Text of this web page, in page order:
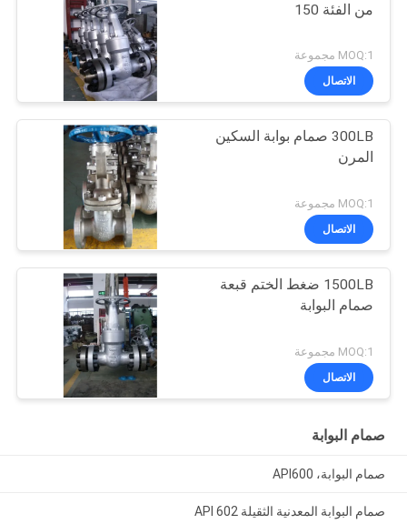
من الفئة 150
MOQ:1 مجموعة
الاتصال
300LB صمام بوابة السكين
المرن
MOQ:1 مجموعة
الاتصال
1500LB ضغط الختم قبعة
صمام البوابة
MOQ:1 مجموعة
الاتصال
صمام البوابة
صمام البوابة، API600
صمام البوابة المعدنية الثقيلة API 602